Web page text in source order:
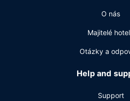
Hostům jsou k dispozici pevné
zdarma, business centrum a
odjezdu. Hodláte uspořádat
akci? V tomto hotelu můžete
místnost). Hostům je zdarma
O nás
Majitelé
Otázky a
Help and
Support